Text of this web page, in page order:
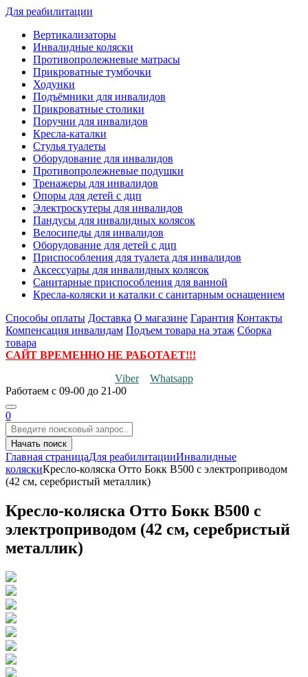
Для реабилитации
Вертикализаторы
Инвалидные коляски
Противопролежневые матрасы
Прикроватные тумбочки
Ходунки
Подъёмники для инвалидов
Прикроватные столики
Поручни для инвалидов
Кресла-каталки
Стулья туалеты
Оборудование для инвалидов
Противопролежневые подушки
Тренажеры для инвалидов
Опоры для детей с дцп
Электроскутеры для инвалидов
Пандусы для инвалидных колясок
Велосипеды для инвалидов
Оборудование для детей с дцп
Приспособления для туалета для инвалидов
Аксессуары для инвалидных колясок
Санитарные приспособления для ванной
Кресла-коляски и каталки с санитарным оснащением
Способы оплаты Доставка О магазине Гарантия Контакты
Компенсация инвалидам Подъем товара на этаж Сборка
товара
САЙТ ВРЕМЕННО НЕ РАБОТАЕТ!!!
Viber
Whatsapp
Работаем с 09-00 до 21-00
0
Начать поиск
Главная страницаДля реабилитацииИнвалидные
коляскиКресло-коляска Отто Бокк B500 с электроприводом
(42 см, серебристый металлик)
Кресло-коляска Отто Бокк B500 с
электроприводом (42 см, серебристый
металлик)